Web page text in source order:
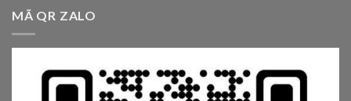
MÃ QR ZALO